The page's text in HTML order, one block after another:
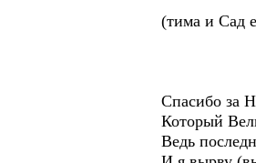
(тима и Сад
Спасибо за
Который
Ведь